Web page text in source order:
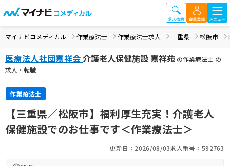
マイナビコメディカル 作業療法士 作業療法士求人 三重県 松阪市
医療法人社団嘉祥会介護老人保健施設 嘉祥苑 の作業療法士 の
求人・転職
作業療法士
【三重県／松阪市】福利厚生充実！介護老人
保健施設でのお仕事です＜作業療法士＞
更新日：2026/08/03求人番号：592763